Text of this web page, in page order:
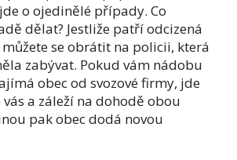
o ojedinělé případy. Co
dělat? Jestliže patří odcizená
se obrátit na policii, která
zabývat. Pokud vám nádobu
obec od svozové firmy, jde
a záleží na dohodě obou
pak obec dodá novou